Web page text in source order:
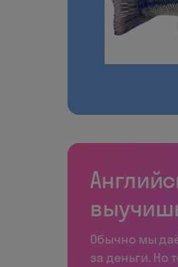
Обычно мы
за деньги. Но